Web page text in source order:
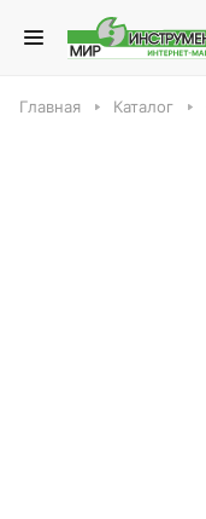
Главная Каталог